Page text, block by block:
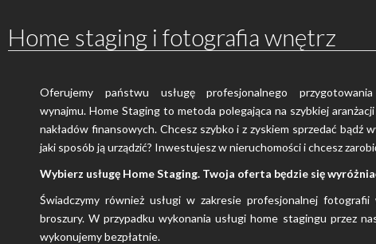
Home staging i fotografia wnętrz
Oferujemy państwu usługę profesjonalnego
wynajmu. Home Staging to metoda polegająca na szybkiej
nakładów finansowych. Chcesz szybko i z zyskiem sprzedać bądź
jaki sposób ją urządzić? Inwestujesz w nieruchomości i chcesz
Wybierz usługę Home Staging. Twoja oferta będzie się
Świadczymy również usługi w zakresie profesjonalnej
broszury. W przypadku wykonania usługi home stagingu przez
wykonujemy bezpłatnie.